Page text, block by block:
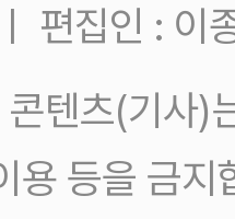
편집인 : 이
텐츠(기사)
용 등을 금지